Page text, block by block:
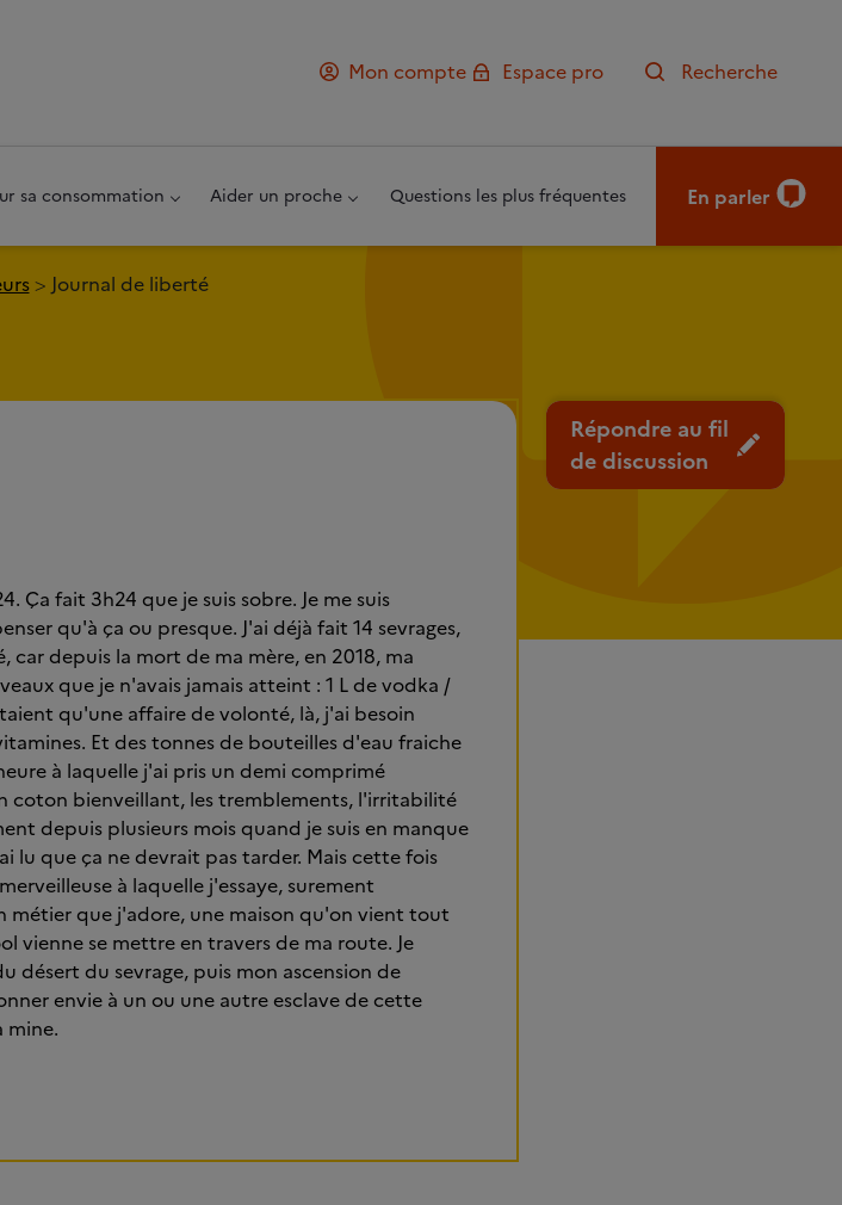
Mon compte
Espace pro Recherche
sa consommation Aider un proche Questions les plus fréquentes En parler
Journal de liberté
Répondre au fil
de discussion
Ça fait 3h24 que je suis sobre. Je me suis
qu'à ça ou presque. J'ai déjà fait 14 sevrages,
depuis la mort de ma mère, en 2018, ma
que je n'avais jamais atteint : 1 L de vodka /
qu'une affaire de volonté, là, j'ai besoin
Et des tonnes de bouteilles d'eau fraiche
à laquelle j'ai pris un demi comprimé
coton bienveillant, les tremblements, l'irritabilité
depuis plusieurs mois quand je suis en manque
lu que ça ne devrait pas tarder. Mais cette fois
à laquelle j'essaye, surement
métier que j'adore, une maison qu'on vient tout
vienne se mettre en travers de ma route. Je
désert du sevrage, puis mon ascension de
envie à un ou une autre esclave de cette
mine.